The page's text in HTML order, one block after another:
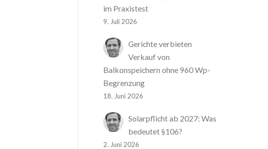
im Praxistest
9. Juli 2026
Gerichte verbieten
Verkauf von
Balkonspeichern ohne 960 Wp-
Begrenzung
18. Juni 2026
Solarpflicht ab 2027: Was
bedeutet §106?
2. Juni 2026